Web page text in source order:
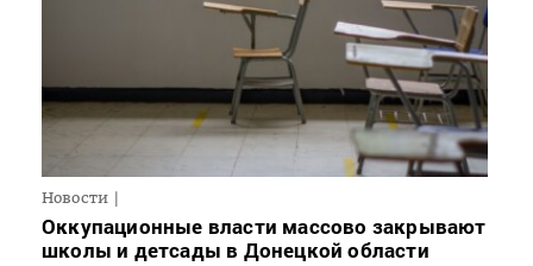
Новости
Оккупационные власти массово закрывают
школы и детсады в Донецкой области